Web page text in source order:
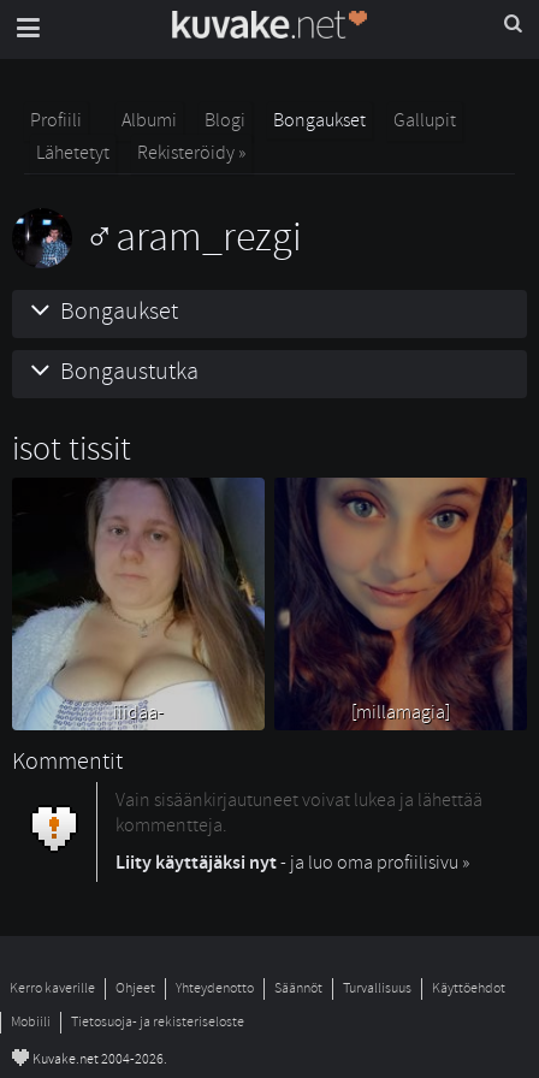
Profiili Albumi Blogi Bongaukset
Gallupit
Lähetetyt
Rekisteröidy »
aram_rezgi
Bongaukset
Bongaustutka
isot tissit
iiidaa- [millamagia]
Kommentit
Vain sisäänkirjautuneet voivat lukea ja lähettää
kommentteja.
Liity käyttäjäksi nyt- ja luo oma profiilisivu »
Kerro kaverille Ohjeet Yhteydenotto Säännöt Turvallisuus
Käyttöehdot
Mobiili
Tietosuoja- ja rekisteriseloste
© Kuvake.net 2004-2026.